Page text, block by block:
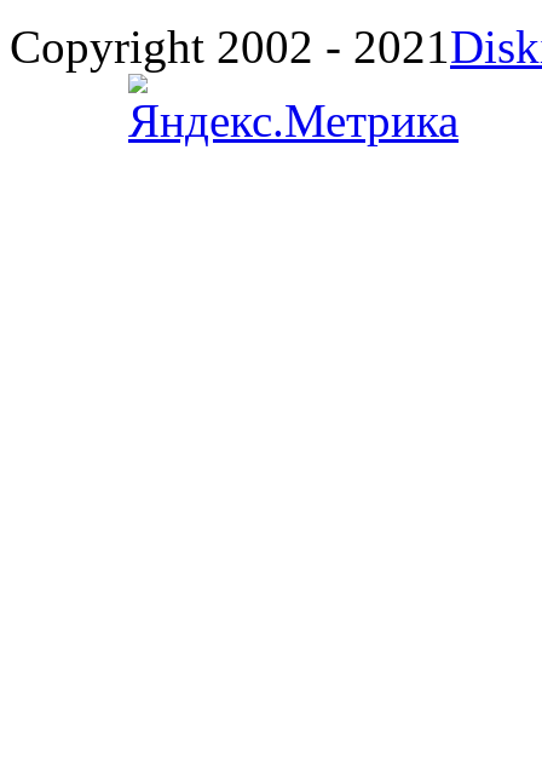
Copyright 2002 - 2021